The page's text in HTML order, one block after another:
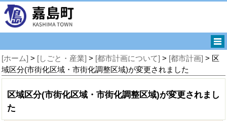
[ホーム] > [しごと・産業] > [都市計画について] > [都市計画] > 区
域区分(市街化区域・市街化調整区域)が変更されました
区域区分(市街化区域・市街化調整区域)が変更されまし
た